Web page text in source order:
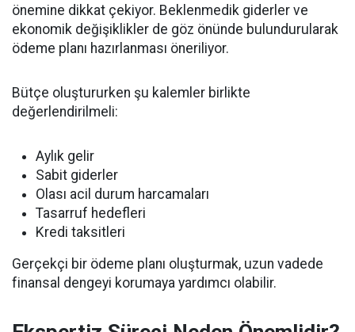
önemine dikkat çekiyor. Beklenmedik giderler ve
ekonomik değişiklikler de göz önünde bulundurularak
ödeme planı hazırlanması öneriliyor.
Bütçe oluştururken şu kalemler birlikte
değerlendirilmeli:
Aylık gelir
Sabit giderler
Olası acil durum harcamaları
Tasarruf hedefleri
Kredi taksitleri
Gerçekçi bir ödeme planı oluşturmak, uzun vadede
finansal dengeyi korumaya yardımcı olabilir.